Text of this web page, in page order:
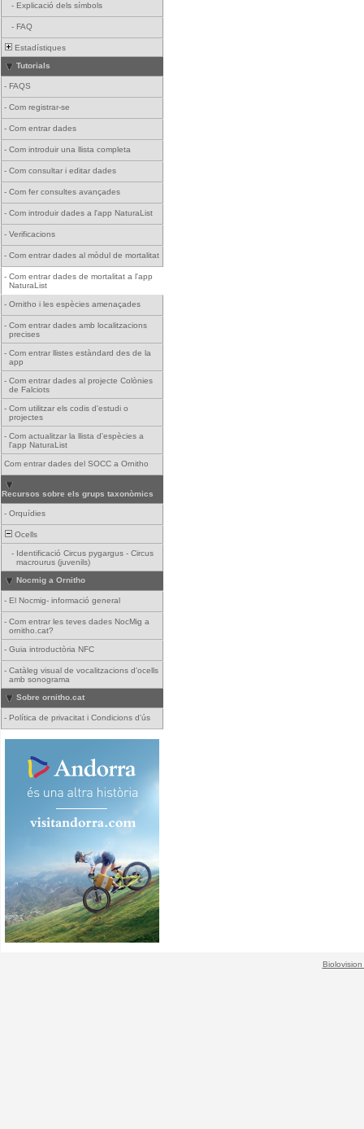
- Explicació dels símbols
- FAQ
Estadístiques
Tutorials
- FAQS
- Com registrar-se
- Com entrar dades
- Com introduir una llista completa
- Com consultar i editar dades
- Com fer consultes avançades
- Com introduir dades a l'app NaturaList
- Verificacions
- Com entrar dades al mòdul de mortalitat
- Com entrar dades de mortalitat a l'app
NaturaList
- Ornitho i les espècies amenaçades
- Com entrar dades amb localitzacions
precises
- Com entrar llistes estàndard des de la
app
- Com entrar dades al projecte Colònies
de Falciots
- Com utilitzar els codis d'estudi o
projectes
- Com actualitzar la llista d'espècies a
l'app NaturaList
Com entrar dades del SOCC a Ornitho
Recursos sobre els grups taxonòmics
- Orquídies
Ocells
- Identificació Circus pygargus - Circus
macrourus (juvenils)
Nocmig a Ornitho
- El Nocmig- informació general
- Com entrar les teves dades NocMig a
ornitho.cat?
- Guia introductòria NFC
- Catàleg visual de vocalitzacions d'ocells
amb sonograma
Sobre ornitho.cat
- Política de privacitat i Condicions d'ús
Biolovision